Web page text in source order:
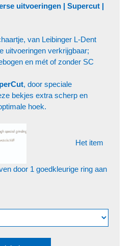
uitvoeringen | Supercut |
van Leibinger L-Dent
uitvoeringen verkrijgbaar;
en mét of zonder SC
, door speciale
bekjes extra scherp en
hoek.
Het item
door 1 goedkleurige ring aan